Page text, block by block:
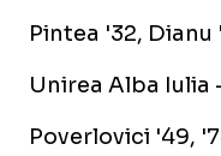
Pintea '32, Dianu
Unirea Alba Iulia
Poverlovici '49,